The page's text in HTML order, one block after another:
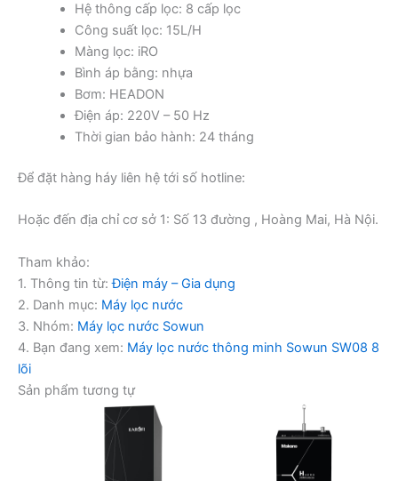
Hệ thông cấp lọc: 8 cấp lọc
Công suất lọc: 15L/H
Màng lọc: iRO
Bình áp bằng: nhựa
Bơm: HEADON
Điện áp: 220V – 50 Hz
Thời gian bảo hành: 24 tháng
Để đặt hàng háy liên hệ tới số hotline:
Hoặc đến địa chỉ cơ sở 1: Số 13 đường , Hoàng Mai, Hà Nội.
Tham khảo:
1. Thông tin từ:Điện máy – Gia dụng
2. Danh mục: Máy lọc nước
3. Nhóm: Máy lọc nước Sowun
4. Bạn đang xem: Máy lọc nước thông minh Sowun SW08 8
lõi
Sản phẩm tương tự